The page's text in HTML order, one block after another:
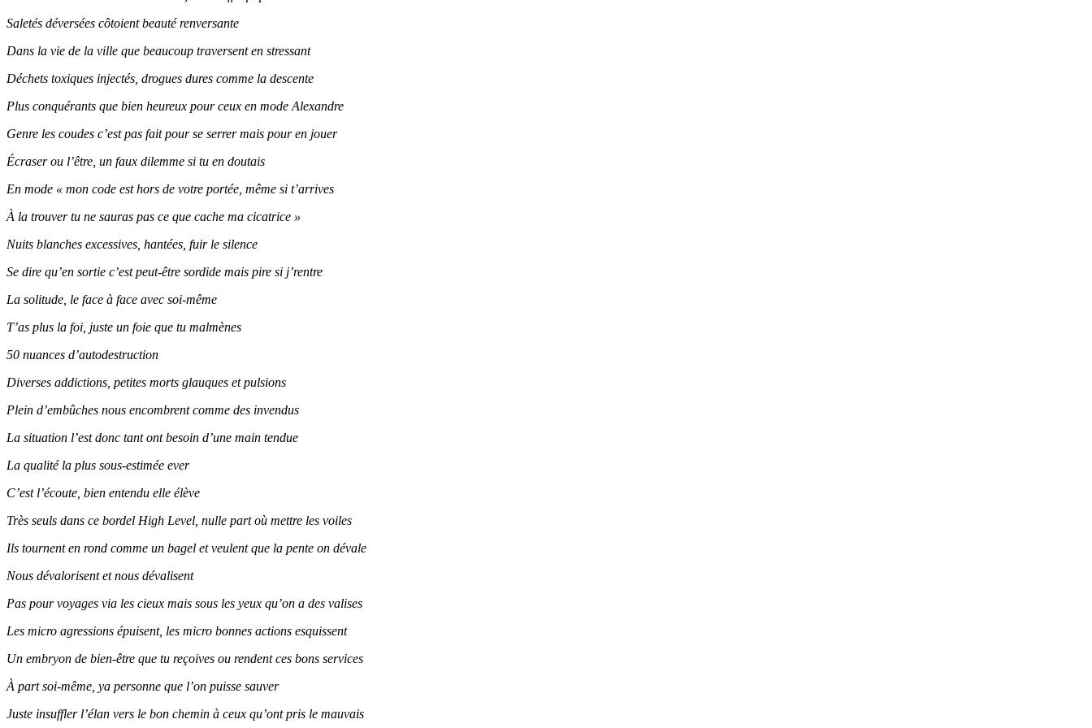
Saletés déversées côtoient beauté renversante
Dans la vie de la ville que beaucoup traversent en stressant
Déchets toxiques injectés, drogues dures comme la descente
Plus conquérants que bien heureux pour ceux en mode Alexandre
Genre les coudes c’est pas fait pour se serrer mais pour en jouer
Écraser ou l’être, un faux dilemme si tu en doutais
En mode « mon code est hors de votre portée, même si t’arrives
À la trouver tu ne sauras pas ce que cache ma cicatrice »
Nuits blanches excessives, hantées, fuir le silence
Se dire qu’en sortie c’est peut-être sordide mais pire si j’rentre
La solitude, le face à face avec soi-même
T’as plus la foi, juste un foie que tu malmènes
50 nuances d’autodestruction
Diverses addictions, petites morts glauques et pulsions
Plein d’embûches nous encombrent comme des invendus
La situation l’est donc tant ont besoin d’une main tendue
La qualité la plus sous-estimée ever
C’est l’écoute, bien entendu elle élève
Très seuls dans ce bordel High Level, nulle part où mettre les voiles
Ils tournent en rond comme un bagel et veulent que la pente on dévale
Nous dévalorisent et nous dévalisent
Pas pour voyages via les cieux mais sous les yeux qu’on a des valises
Les micro agressions épuisent, les micro bonnes actions esquissent
Un embryon de bien-être que tu reçoives ou rendent ces bons services
À part soi-même, ya personne que l’on puisse sauver
Juste insuffler l’élan vers le bon chemin à ceux qu’ont pris le mauvais